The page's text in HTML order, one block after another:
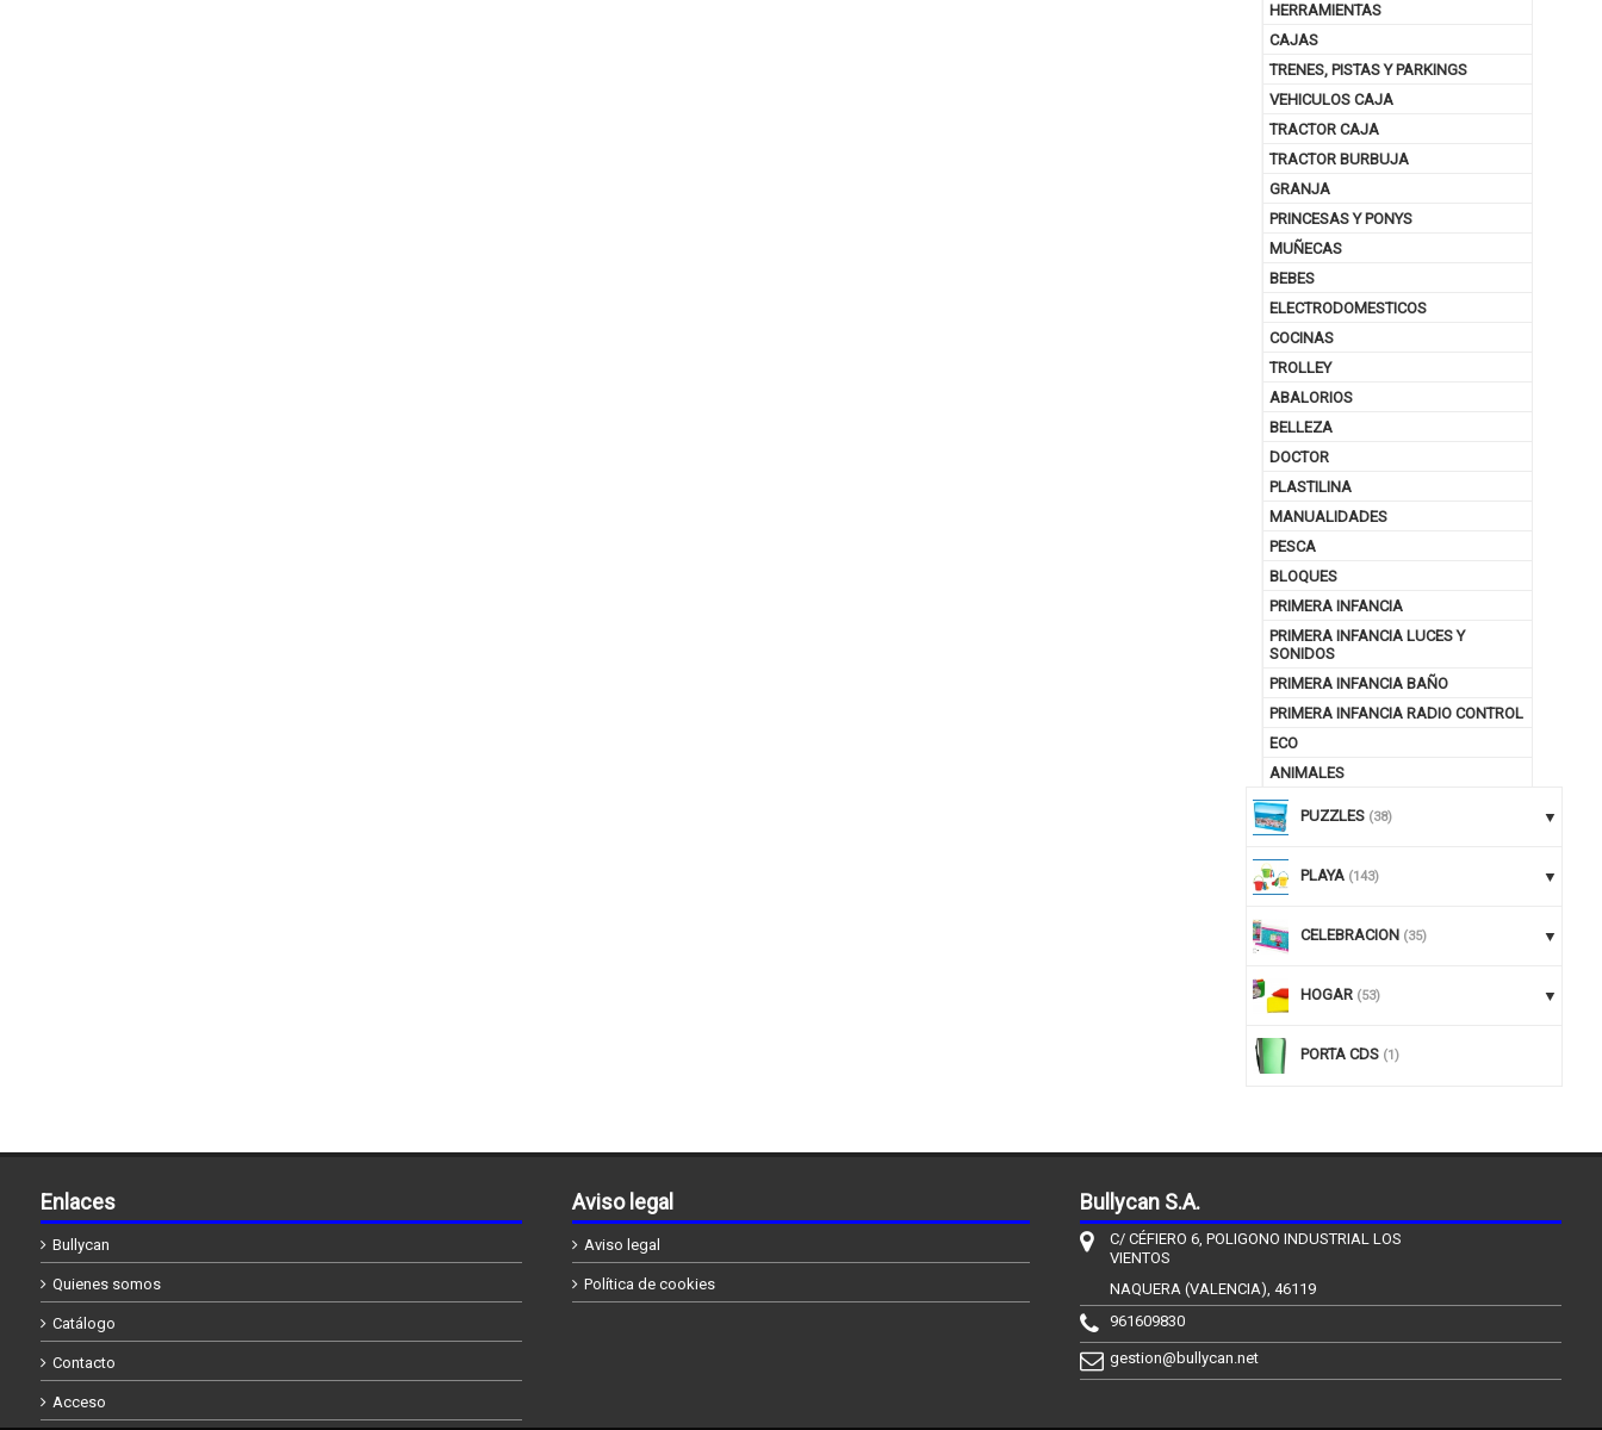
HERRAMIENTAS
CAJAS
TRENES, PISTAS Y PARKINGS
VEHICULOS CAJA
TRACTOR CAJA
TRACTOR BURBUJA
GRANJA
PRINCESAS Y PONYS
MUÑECAS
BEBES
ELECTRODOMESTICOS
COCINAS
TROLLEY
ABALORIOS
BELLEZA
DOCTOR
PLASTILINA
MANUALIDADES
PESCA
BLOQUES
PRIMERA INFANCIA
PRIMERA INFANCIA LUCES Y
SONIDOS
PRIMERA INFANCIA BAÑO
PRIMERA INFANCIA RADIO CONTROL
ECO
ANIMALES
PUZZLES (38)
PLAYA (143)
CELEBRACION (35)
HOGAR (53)
PORTA CDS (1)
Enlaces
Bullycan
Quienes somos
Catálogo
Contacto
Acceso
Aviso legal
Aviso legal
Política de cookies
Bullycan S.A.
C/ CÉFIERO 6, POLIGONO INDUSTRIAL LOS
VIENTOS
NAQUERA (VALENCIA), 46119
961609830
gestion@bullycan.net